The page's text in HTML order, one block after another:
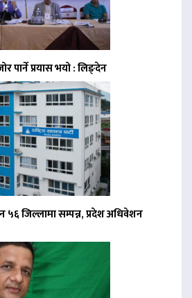
पार्ने प्रयास भयो : लिङ्देन
५६ जिल्लामा सम्पन्न, प्रदेश अधिवेशन